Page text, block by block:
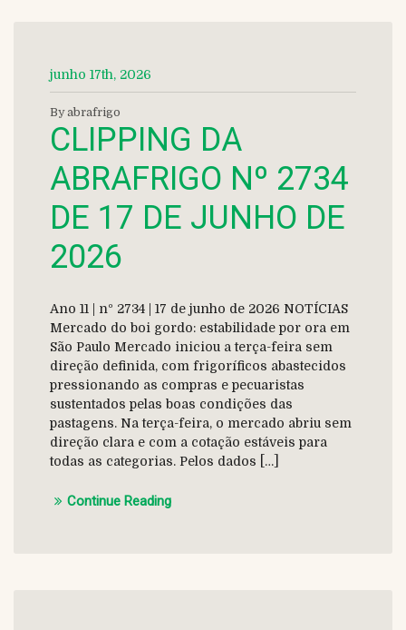
junho 17th, 2026
By abrafrigo
CLIPPING DA
ABRAFRIGO Nº 2734
DE 17 DE JUNHO DE
2026
Ano 11 | nº 2734 | 17 de junho de 2026 NOTÍCIAS
Mercado do boi gordo: estabilidade por ora em
São Paulo Mercado iniciou a terça-feira sem
direção definida, com frigoríficos abastecidos
pressionando as compras e pecuaristas
sustentados pelas boas condições das
pastagens. Na terça-feira, o mercado abriu sem
direção clara e com a cotação estáveis para
todas as categorias. Pelos dados […]
Continue Reading